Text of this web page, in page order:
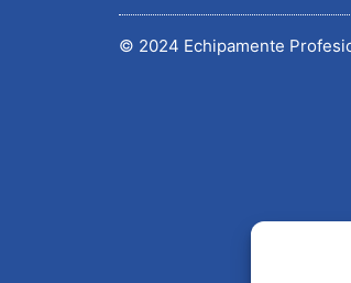
© 2024 Echipamente